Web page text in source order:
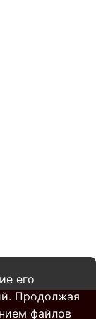
его
Продолжая
файлов